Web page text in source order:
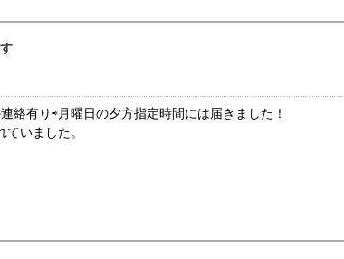
絡有り⇨月曜日の夕方指定時間には届きました！
いました。